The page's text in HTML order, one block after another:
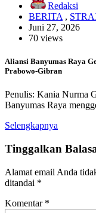
Redaksi
BERITA ,
Juni 27, 2026
70 views
Aliansi Banyumas Raya
Prabowo-Gibran
Penulis: Kania Nurma
Banyumas Raya
Selengkapnya
Tinggalkan
Alamat email Anda
ditandai *
Komentar *